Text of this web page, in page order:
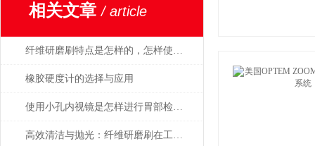
相关文章/ article
纤维研磨刷特点是怎样的，怎样使用才正确
橡胶硬度计的选择与应用
使用小孔内视镜是怎样进行胃部检查的，会痛吗
高效清洁与抛光：纤维研磨刷在工业中的重要作用